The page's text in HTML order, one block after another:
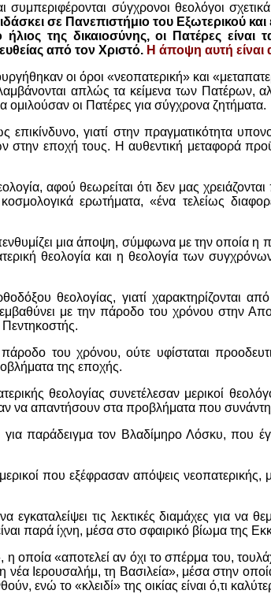
σύγχρονοι θεολόγοι
σε Πανεπιστήμιο του Εξωτερικού
της δικαιοσύνης, οι Πατέρες
από τον Χριστό.Η άποψη αυτή είναι
οι όροι «νεοπατερική» και
απλώς τα κείμενα των Πατέρων,
οι Πατέρες για σύγχρονα ζητήματα.
γιατί στην πραγματικότητα
εποχή τους. Η αυθεντική μεταφορά
αφού θεωρείται ότι δεν μας
ερωτήματα, «ένα τελείως
μια άποψη, σύμφωνα με την οποία η
θεολογία και η θεολογία των
θεολογίας, γιατί χαρακτηρίζονται
με την πάροδο του χρόνου στην
του χρόνου, ούτε υφίσταται
της εποχής.
θεολογίας συνετέλεσαν μερικοί
να απαντήσουν στα προβλήματα που
παράδειγμα τον Βλαδίμηρο Λόσκυ, που
που εξέφρασαν απόψεις νεοπατερικής,
εγκαταλείψει τις λεκτικές διαμάχες για να
παρά ίχνη, μέσα στο σφαιρικό βίωμα της
οποία «αποτελεί αν όχι το σπέρμα του,
νέα Ιερουσαλήμ, τη Βασιλεία», μέσα στην
ενώ το «κλειδί» της οικίας είναι ό,τι